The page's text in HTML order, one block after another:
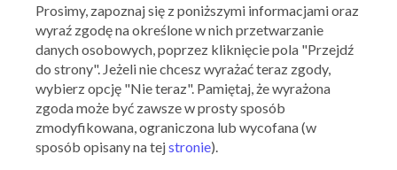
INFORMACJE
PODSTAWA PRAWNA
Nowe brzmienie art. 173: (Prawa telekomunikacyjnego)
Prosimy, zapoznaj się z poniższymi informacjami oraz
wyraź zgodę na określone w nich przetwarzanie
danych osobowych, poprzez kliknięcie pola "Przejdź
do strony". Jeżeli nie chcesz wyrażać teraz zgody,
wybierz opcję "Nie teraz". Pamiętaj, że wyrażona
zgoda może być zawsze w prosty sposób
zmodyfikowana, ograniczona lub wycofana (w
sposób opisany na tejstronie).